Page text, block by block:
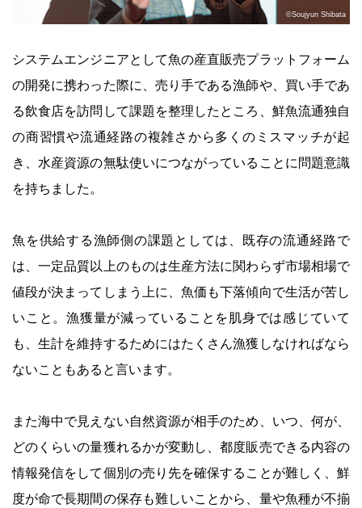
©Soujyun Shibata
システムエンジニアとして魚の産直販売プラットフォーム
の開発に携わった際に、売り手である漁師や、買い手であ
る飲食店を訪問して課題を整理したところ、鮮魚流通独自
の商習慣や流通経路の複雑さから多くのミスマッチが起
き、水産資源の無駄使いにつながっていることに問題意識
を持ちました。
魚を供給する漁師側の課題としては、既存の流通経路で
は、一定品質以上のものは生産方法に関わらず市場相場で
値段が決まってしまう上に、魚価も下落傾向で生活が苦し
いこと。漁獲量が減っていることを肌身では感じていて
も、生計を維持するためにはたくさん漁獲しなければなら
ないこともあると言います。
また海中で見えない自然資源が相手のため、いつ、何が、
どのくらいの量獲れるかが変動し、都度販売できる内容の
情報発信をして個別の売り先を確保することが難しく、鮮
度が命で長期間の保存も難しいことから、量や魚種が不揃